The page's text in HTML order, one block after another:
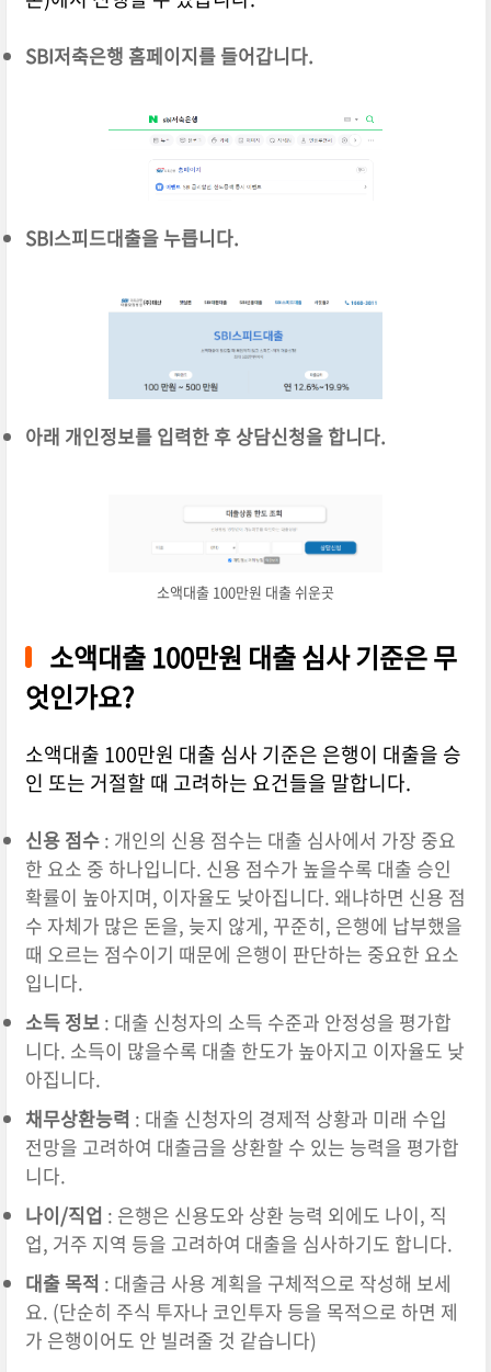
SBI저축은행 홈페이지를 들어갑니다.
SBI스피드대출을 누릅니다.
아래 개인정보를 입력한 후 상담신청을 합니다.
소액대출 100만원 대출 쉬운곳
소액대출 100만원 대출 심사 기준은 무
엇인가요?
소액대출 100만원 대출 심사 기준은 은행이 대출을 승
인 또는 거절할 때 고려하는 요건들을 말합니다.
신용 점수: 개인의 신용 점수는 대출 심사에서 가장 중요
한 요소 중 하나입니다. 신용 점수가 높을수록 대출 승인
확률이 높아지며, 이자율도 낮아집니다. 왜냐하면 신용 점
수 자체가 많은 돈을, 늦지 않게, 꾸준히, 은행에 납부했을
때 오르는 점수이기 때문에 은행이 판단하는 중요한 요소
입니다.
소득 정보: 대출 신청자의 소득 수준과 안정성을 평가합
니다. 소득이 많을수록 대출 한도가 높아지고 이자율도 낮
아집니다.
채무상환능력 : 대출 신청자의 경제적 상황과 미래 수입
전망을 고려하여 대출금을 상환할 수 있는 능력을 평가합
니다.
나이/직업 : 은행은 신용도와 상환 능력 외에도 나이, 직
업, 거주 지역 등을 고려하여 대출을 심사하기도 합니다.
대출 목적 : 대출금 사용 계획을 구체적으로 작성해 보세
요. (단순히 주식 투자나 코인투자 등을 목적으로 하면 제
가 은행이어도 안 빌려줄 것 같습니다)